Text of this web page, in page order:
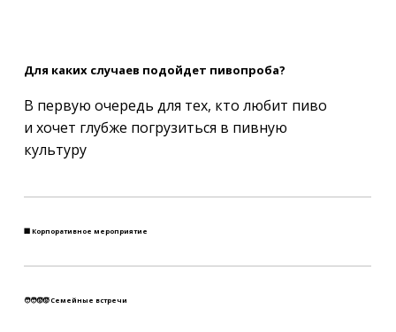
Для каких случаев подойдет пивопроба?
В первую очередь для тех, кто любит пиво
и хочет глубже погрузиться в пивную
культуру
🏢 Корпоративное мероприятие
🧑‍🧑‍🧒‍🧒 Семейные встречи